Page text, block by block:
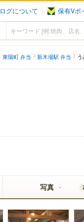
グについて 保有Vポ
東陽町 弁当 新木場駅 弁当
写真